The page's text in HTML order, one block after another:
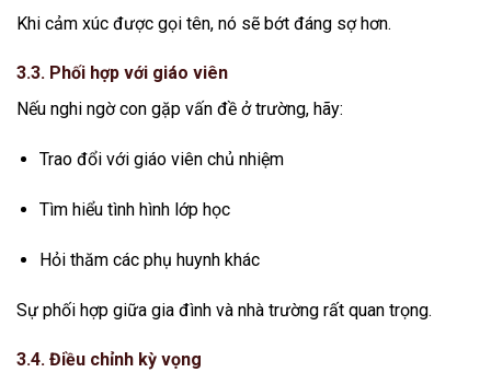
Khi cảm xúc được gọi tên, nó sẽ bớt đáng sợ hơn.
3.3. Phối hợp với giáo viên
Nếu nghi ngờ con gặp vấn đề ở trường, hãy:
Trao đổi với giáo viên chủ nhiệm
Tìm hiểu tình hình lớp học
Hỏi thăm các phụ huynh khác
Sự phối hợp giữa gia đình và nhà trường rất quan trọng.
3.4. Điều chỉnh kỳ vọng